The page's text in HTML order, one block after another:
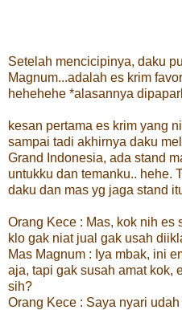
Setelah mencicipinya, daku
Magnum...adalah es krim
hehehehe *alasannya
kesan pertama es krim yang
sampai tadi akhirnya daku
Grand Indonesia, ada stand
untukku dan temanku.. hehe.
daku dan mas yg jaga stand
Orang Kece : Mas, kok nih es
klo gak niat jual gak usah
Mas Magnum : Iya mbak, ini
aja, tapi gak susah amat kok,
sih?
Orang Kece : Saya nyari